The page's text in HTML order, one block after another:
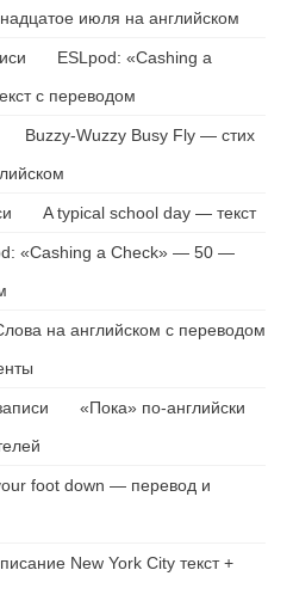
июля на английском
ESLpod: «Cashing a
с переводом
Buzzy-Wuzzy Busy Fly — стих
A typical school day — текст
«Cashing a Check» — 50 —
на английском с переводом
«Пока» по-английски
foot down — перевод и
New York City текст +